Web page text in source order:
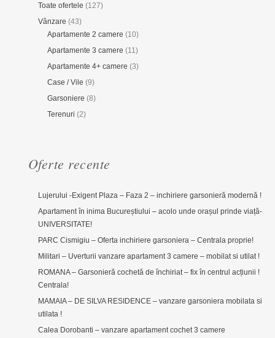
Toate ofertele (127)
Vânzare (43)
Apartamente 2 camere (10)
Apartamente 3 camere (11)
Apartamente 4+ camere (3)
Case / Vile (9)
Garsoniere (8)
Terenuri (2)
Oferte recente
Lujerului -Exigent Plaza – Faza 2 – inchiriere garsonieră modernă !
Apartament în inima Bucureștiului – acolo unde orașul prinde viață-
UNIVERSITATE!
PARC Cismigiu – Oferta inchiriere garsoniera – Centrala proprie!
Militari – Uverturii vanzare apartament 3 camere – mobilat si utilat !
ROMANA – Garsonieră cochetă de închiriat – fix în centrul acțiunii !
Centrala!
MAMAIA – DE SILVA RESIDENCE – vanzare garsoniera mobilata si
utilata !
Calea Dorobanti – vanzare apartament cochet 3 camere